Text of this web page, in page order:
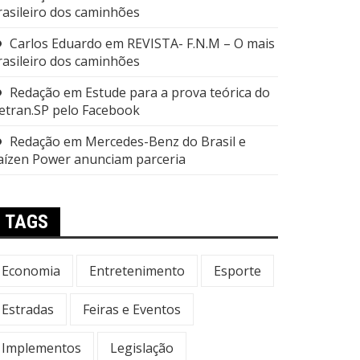
dos caminhões
Carlos Eduardo em REVISTA- F.N.M – O mais
dos caminhões
Redação em Estude para a prova teórica do
pelo Facebook
Redação em Mercedes-Benz do Brasil e
Power anunciam parceria
TAGS
Economia Entretenimento Esporte
Estradas Feiras e Eventos
Implementos Legislação